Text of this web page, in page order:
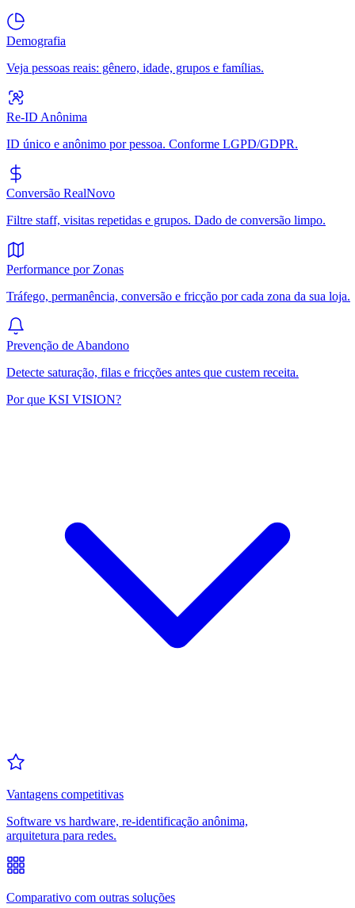
Demografia
Veja pessoas reais: gênero, idade, grupos e famílias.
Re-ID Anônima
ID único e anônimo por pessoa. Conforme LGPD/GDPR.
Conversão RealNovo
Filtre staff, visitas repetidas e grupos. Dado de conversão limpo.
Performance por Zonas
Tráfego, permanência, conversão e fricção por cada zona da sua loja.
Prevenção de Abandono
Detecte saturação, filas e fricções antes que custem receita.
Por que KSI VISION?
Vantagens competitivas
Software vs hardware, re-identificação anônima,
arquitetura para redes.
Comparativo com outras soluções